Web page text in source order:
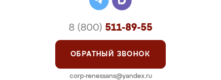
8 (800) 511-89-55
ОБРАТНЫЙ ЗВОНОК
corp-renessans@yandex.ru